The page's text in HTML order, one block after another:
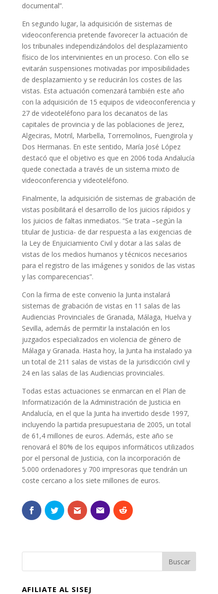
documental”.
En segundo lugar, la adquisición de sistemas de
videoconferencia pretende favorecer la actuación de
los tribunales independizándolos del desplazamiento
físico de los intervinientes en un proceso. Con ello se
evitarán suspensiones motivadas por imposibilidades
de desplazamiento y se reducirán los costes de las
vistas. Esta actuación comenzará también este año
con la adquisición de 15 equipos de videoconferencia y
27 de videoteléfono para los decanatos de las
capitales de provincia y de las poblaciones de Jerez,
Algeciras, Motril, Marbella, Torremolinos, Fuengirola y
Dos Hermanas. En este sentido, María José López
destacó que el objetivo es que en 2006 toda Andalucía
quede conectada a través de un sistema mixto de
videoconferencia y videoteléfono.
Finalmente, la adquisición de sistemas de grabación de
vistas posibilitará el desarrollo de los juicios rápidos y
los juicios de faltas inmediatos. “Se trata –según la
titular de Justicia- de dar respuesta a las exigencias de
la Ley de Enjuiciamiento Civil y dotar a las salas de
vistas de los medios humanos y técnicos necesarios
para el registro de las imágenes y sonidos de las vistas
y las comparecencias”.
Con la firma de este convenio la Junta instalará
sistemas de grabación de vistas en 11 salas de las
Audiencias Provinciales de Granada, Málaga, Huelva y
Sevilla, además de permitir la instalación en los
juzgados especializados en violencia de género de
Málaga y Granada. Hasta hoy, la Junta ha instalado ya
un total de 211 salas de vistas de la jurisdicción civil y
24 en las salas de las Audiencias provinciales.
Todas estas actuaciones se enmarcan en el Plan de
Informatización de la Administración de Justicia en
Andalucía, en el que la Junta ha invertido desde 1997,
incluyendo la partida presupuestaria de 2005, un total
de 61,4 millones de euros. Además, este año se
renovará el 80% de los equipos informáticos utilizados
por el personal de Justicia, con la incorporación de
5.000 ordenadores y 700 impresoras que tendrán un
coste cercano a los siete millones de euros.
AFILIATE AL SISEJ